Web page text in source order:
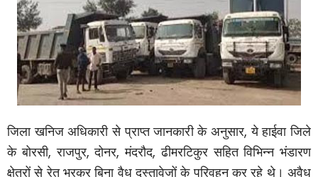
जिला खनिज अधिकारी से प्राप्त जानकारी के अनुसार,ये हाईवा जिले
के बोरसी,राजपुर,दोनर,मंदरौद,ढीमरटिकुर सहित विभिन्न भंडारण
क्षेत्रों से रेत भरकर बिना वैध दस्तावेजों के परिवहन कर रहे थे। अवैध